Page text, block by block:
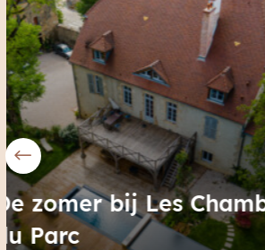
De zomer bij Helena